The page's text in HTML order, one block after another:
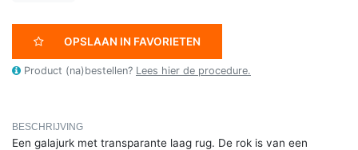
OPSLAAN IN FAVORIETEN
Product (na)bestellen? Lees hier de procedure.
BESCHRIJVING
Een galajurk met transparante laag rug. De rok is van een